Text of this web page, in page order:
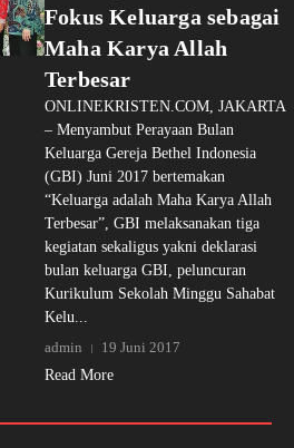
Fokus Keluarga sebagai
Maha Karya Allah
Terbesar
ONLINEKRISTEN.COM, JAKARTA
– Menyambut Perayaan Bulan
Keluarga Gereja Bethel Indonesia
(GBI) Juni 2017 bertemakan
“Keluarga adalah Maha Karya Allah
Terbesar”, GBI melaksanakan tiga
kegiatan sekaligus yakni deklarasi
bulan keluarga GBI, peluncuran
Kurikulum Sekolah Minggu Sahabat
Kelu...
admin
19 Juni 2017
Read More